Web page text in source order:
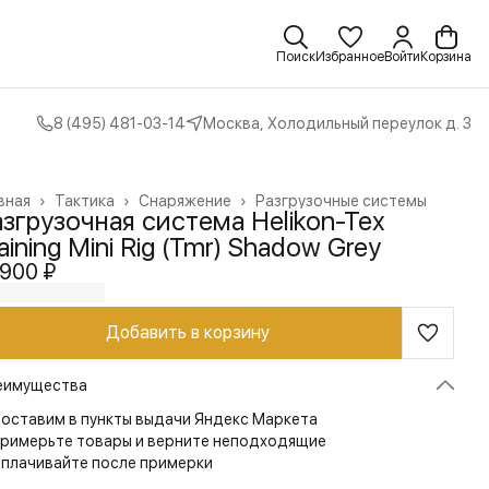
ПоискИзбранноеВойти Корзина
8 (495) 481-03-14 Москва, Холодильный переулок д. 3
Разгрузочные системы
Снаряжение ›
Тактика ›
›
система Helikon-Tex
Mini Rig (Tmr) Shadow Grey
₽
Добавить в корзину
в пункты выдачи Яндекс Маркета
товары и верните неподходящие
после примерки